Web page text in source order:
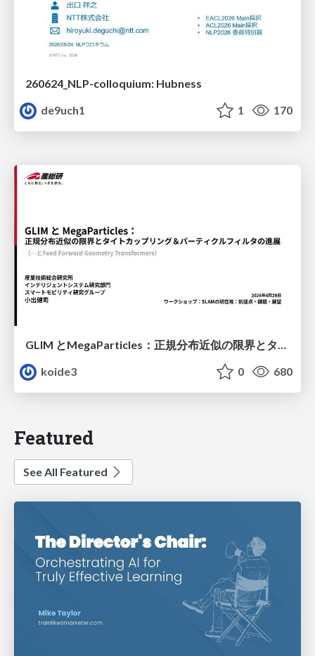
260624_NLP-colloquium: Hubness
de9uch1
1 170
GLIM とMegaParticles：正規分布近似の限界とタイトカップリング＆パーティクルフィルタの進展 / GLIM and MegaParticles : Progress of the distribution representation in SLAM
koide3
0 680
Featured
See All Featured